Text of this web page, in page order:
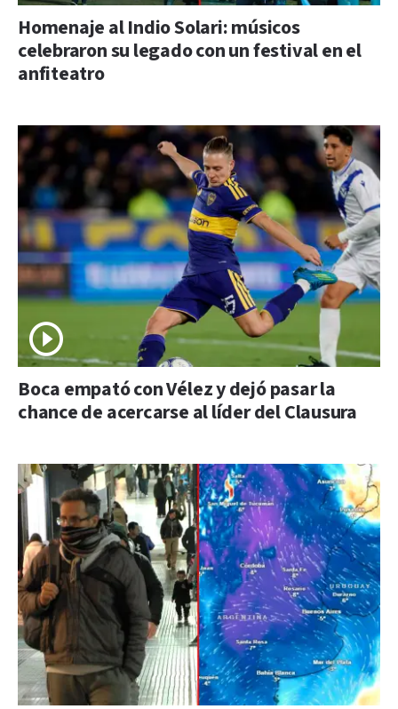
Homenaje al Indio Solari: músicos
celebraron su legado con un festival en el
anfiteatro
Boca empató con Vélez y dejó pasar la
chance de acercarse al líder del Clausura